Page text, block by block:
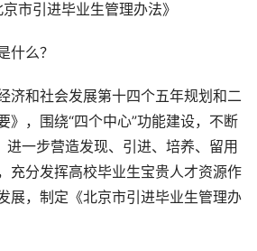
市引进毕业生管理办法》
什么？
济和社会发展第十四个五年规划和二
》，围绕“四个中心”功能建设，不断
进一步营造发现、引进、培养、留用
充分发挥高校毕业生宝贵人才资源作
展，制定《北京市引进毕业生管理办